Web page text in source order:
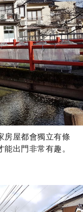
房屋都會獨立有條
出門非常有趣。